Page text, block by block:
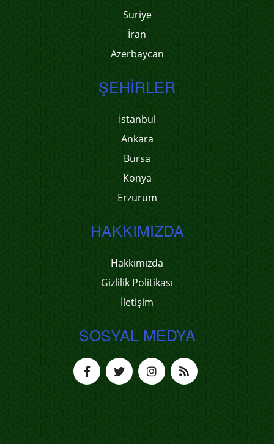
Suriye
İran
Azerbaycan
ŞEHIRLER
İstanbul
Ankara
Bursa
Konya
Erzurum
HAKKIMIZDA
Hakkımızda
Gizlilik Politikası
İletişim
SOSYAL MEDYA